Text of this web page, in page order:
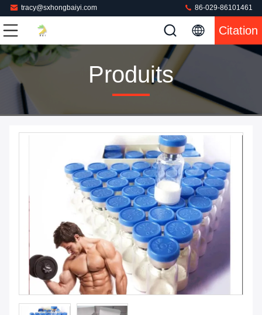
tracy@sxhongbaiyi.com 86-029-86101461
Citation
Produits